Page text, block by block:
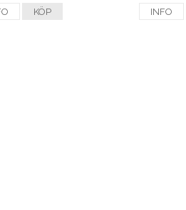
KÖP INFO